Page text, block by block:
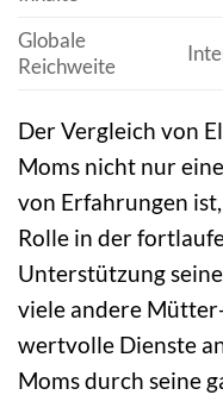
Globale
Reichweite
Der Vergleich von
Moms nicht nur
von Erfahrungen
Rolle in der
Unterstützung
viele andere
wertvolle Dienste
Moms durch seine